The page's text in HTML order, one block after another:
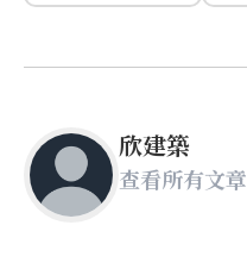
欣建築
查看所有文章